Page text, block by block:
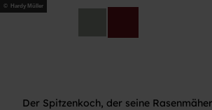
Z© Hardy Müller
Der Spitzenkoch, der seine